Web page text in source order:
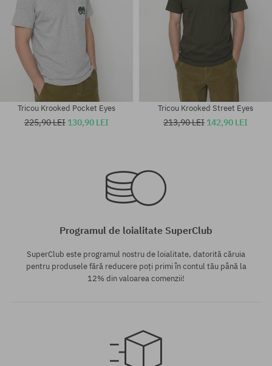
L
Tricou Krooked Pocket Eyes
225,90 LEI 130,90 LEI
Tricou Krooked Street Eyes
213,90 LEI 142,90 LEI
Programul de loialitate SuperClub
SuperClub este programul nostru de loialitate, datorită căruia
pentru produsele fără reducere poți primi în contul tău până la
12% din valoarea comenzii!